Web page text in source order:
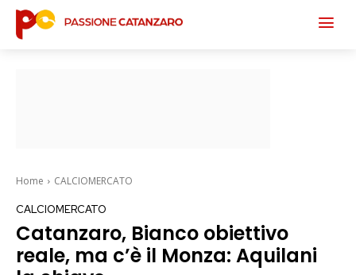
Home CALCIOMERCATO
CALCIOMERCATO
Catanzaro, Bianco obiettivo
reale, ma c’è il Monza: Aquilani